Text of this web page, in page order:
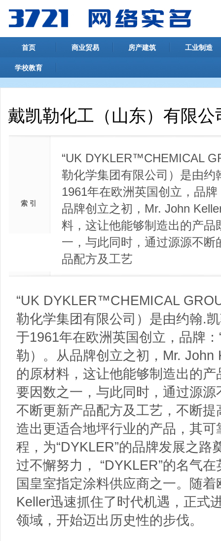
首页 商业贸易 房产建筑 工业制造
学校教育
戴凯勒化工（山东）有限公
索 引
“UK DYKLER™CHEMICAL
勒化学集团有限公司）是由
1961年在欧洲英国创立，品
品牌创立之初，Mr. John
料，这让他能够制造出的产
一，与此同时，通过源源不
品配方及工艺
“UK DYKLER™CHEMICAL
勒化学集团有限公司）是由约翰.
于1961年在欧洲英国创立，品牌
勒）。从品牌创立之初，Mr.
的原材料，这让他能够制造出的
要因数之一，与此同时，通过源
不断更新产品配方及工艺，不断
造出更适合地坪行业的产品，其
程，为“DYKLER”的品牌发展之
过不懈努力， “DYKLER”的名气
国皇室指定涂料供应商之一。随
Keller迅速抓住了时代机遇，正式
领域，开始迈出历史性的步伐。